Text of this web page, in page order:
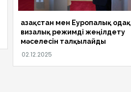
Қазақстан мен Еуропалық одақ
визалық режимді жеңілдету
мәселесін талқылайды